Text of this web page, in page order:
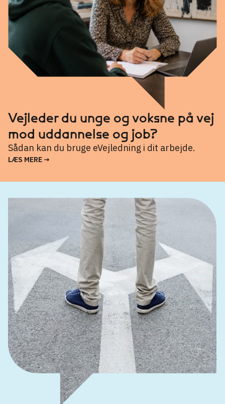
Vejleder du unge og voksne på vej
mod uddannelse og job?
Sådan kan du bruge eVejledning i dit arbejde.
LÆS MERE →